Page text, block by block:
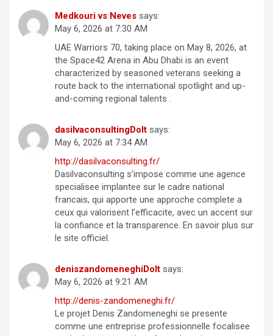
Medkouri vs Neves says:
May 6, 2026 at 7:30 AM
UAE Warriors 70, taking place on May 8, 2026, at
the Space42 Arena in Abu Dhabi is an event
characterized by seasoned veterans seeking a
route back to the international spotlight and up-
and-coming regional talents .
dasilvaconsultingDoIt says:
May 6, 2026 at 7:34 AM
http://dasilvaconsulting.fr/
Dasilvaconsulting s’impose comme une agence
specialisee implantee sur le cadre national
francais, qui apporte une approche complete a
ceux qui valorisent l’efficacite, avec un accent sur
la confiance et la transparence. En savoir plus sur
le site officiel.
deniszandomeneghiDoIt says:
May 6, 2026 at 9:21 AM
http://denis-zandomeneghi.fr/
Le projet Denis Zandomeneghi se presente
comme une entreprise professionnelle focalisee